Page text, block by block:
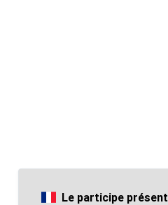
Le participe présent